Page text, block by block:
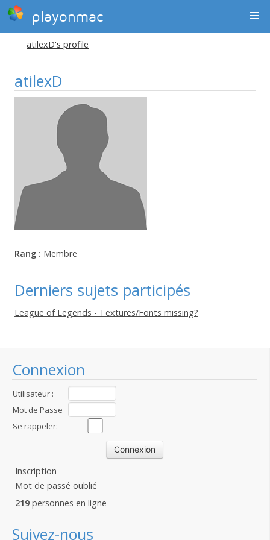
playonmac
Connexion
Utilisateur :
Mot de Passe
:Se rappeler:
Inscription
Mot de passé oublié
219 personnes en ligne
Suivez-nous
atilexD's profile
atilexD
Rang : Membre
Derniers sujets participés
League of Legends - Textures/Fonts missing?